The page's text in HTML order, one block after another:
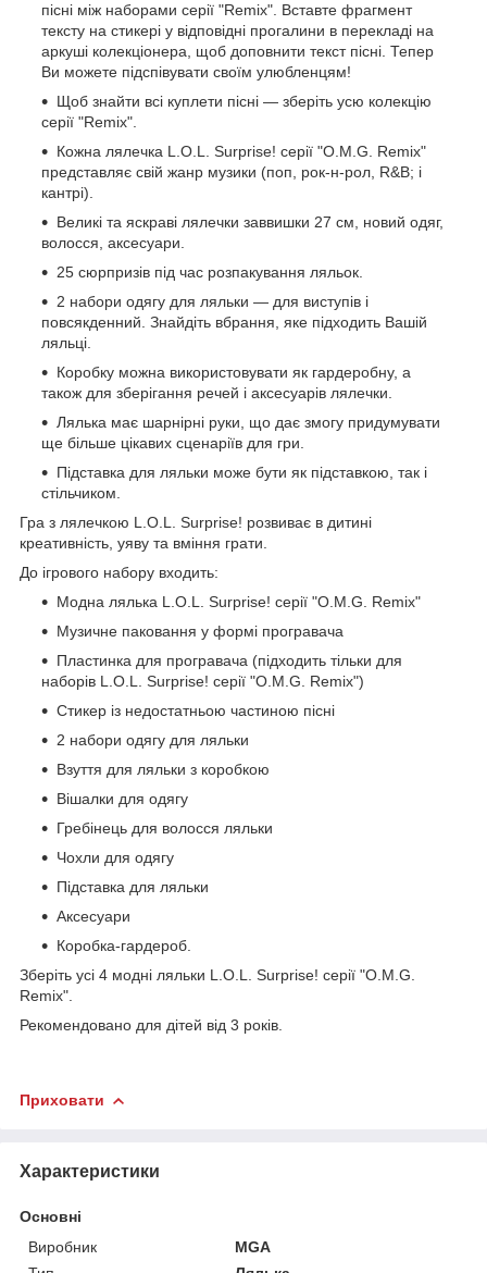
пісні між наборами серії "Remix". Вставте фрагмент
тексту на стикері у відповідні прогалини в перекладі на
аркуші колекціонера, щоб доповнити текст пісні. Тепер
Ви можете підспівувати своїм улюбленцям!
Щоб знайти всі куплети пісні — зберіть усю колекцію
серії "Remix".
Кожна лялечка L.O.L. Surprise! серії "O.M.G. Remix"
представляє свій жанр музики (поп, рок-н-рол, R&B; і
кантрі).
Великі та яскраві лялечки заввишки 27 см, новий одяг,
волосся, аксесуари.
25 сюрпризів під час розпакування ляльок.
2 набори одягу для ляльки — для виступів і
повсякденний. Знайдіть вбрання, яке підходить Вашій
ляльці.
Коробку можна використовувати як гардеробну, а
також для зберігання речей і аксесуарів лялечки.
Лялька має шарнірні руки, що дає змогу придумувати
ще більше цікавих сценаріїв для гри.
Підставка для ляльки може бути як підставкою, так і
стільчиком.
Гра з лялечкою L.O.L. Surprise! розвиває в дитині
креативність, уяву та вміння грати.
До ігрового набору входить:
Модна лялька L.O.L. Surprise! серії "O.M.G. Remix"
Музичне паковання у формі програвача
Пластинка для програвача (підходить тільки для
наборів L.O.L. Surprise! серії "O.M.G. Remix")
Стикер із недостатньою частиною пісні
2 набори одягу для ляльки
Взуття для ляльки з коробкою
Вішалки для одягу
Гребінець для волосся ляльки
Чохли для одягу
Підставка для ляльки
Аксесуари
Коробка-гардероб.
Зберіть усі 4 модні ляльки L.O.L. Surprise! серії "O.M.G.
Remix".
Рекомендовано для дітей від 3 років.
Приховати
Характеристики
Основні
Виробник
MGA